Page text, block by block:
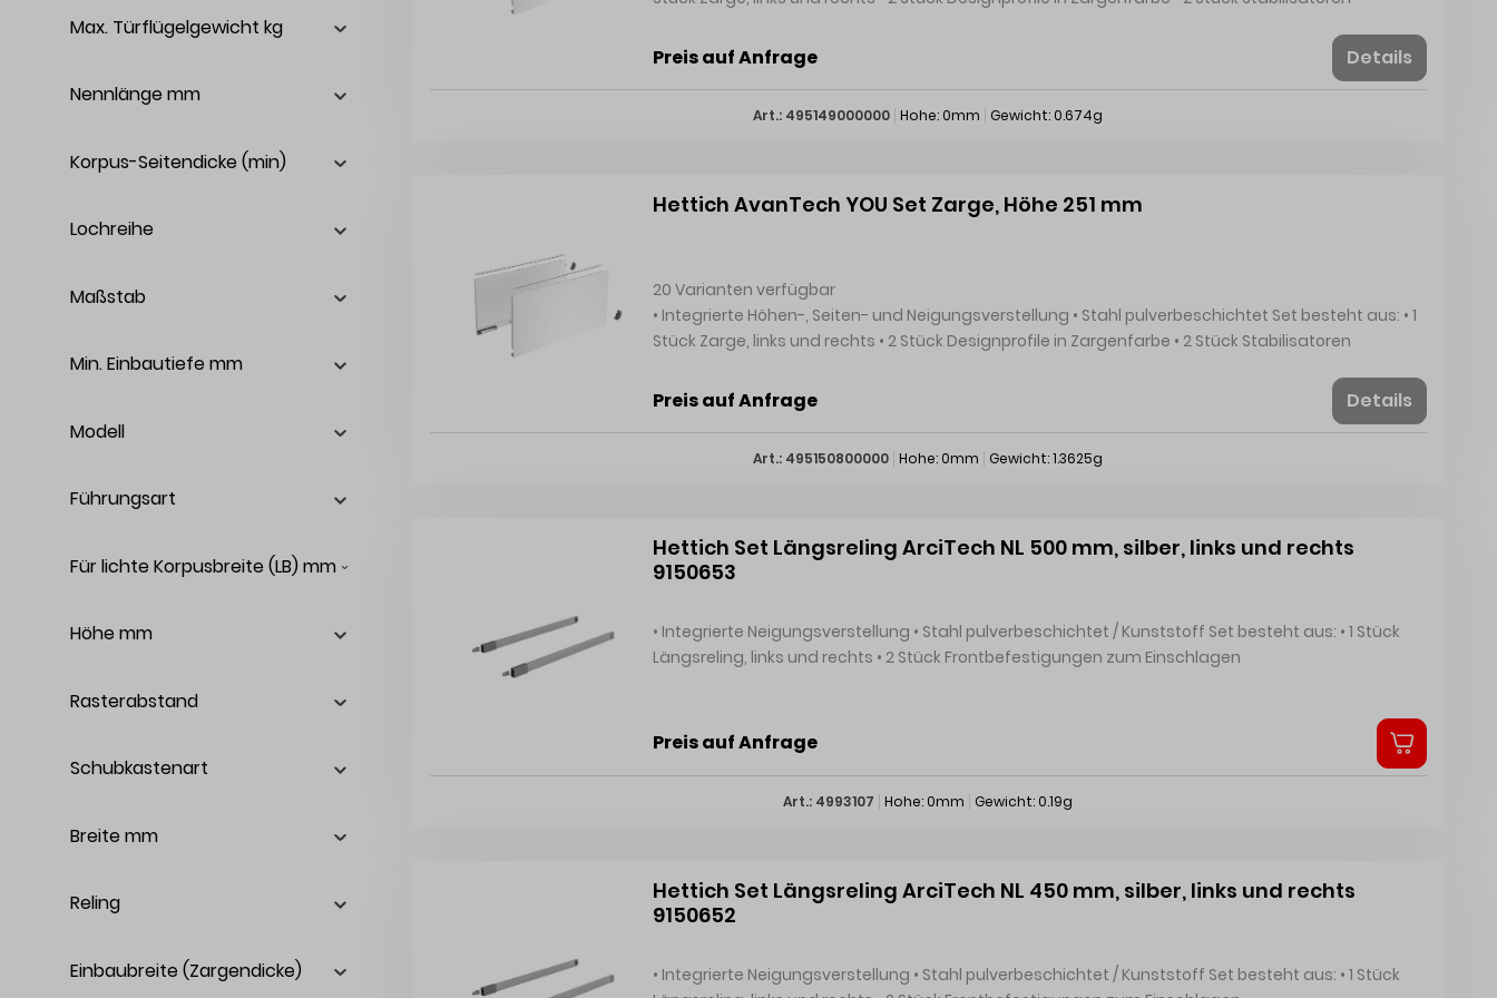
Max. Türflügelgewicht kg
Nennlänge mm
Korpus-Seitendicke (min)
Lochreihe
Maßstab
Min. Einbautiefe mm
Modell
Führungsart
Für lichte Korpusbreite (LB) mm
Höhe mm
Rasterabstand
Schubkastenart
Breite mm
Reling
Einbaubreite (Zargendicke)
Preis auf Anfrage Details
Art.: 495149000000 Hohe: 0mm Gewicht: 0.674g
Hettich AvanTech YOU Set Zarge, Höhe 251 mm
20 Varianten verfügbar
• Integrierte Höhen-, Seiten- und Neigungsverstellung • Stahl pulverbeschichtet Set besteht aus: • 1
Stück Zarge, links und rechts • 2 Stück Designprofile in Zargenfarbe • 2 Stück Stabilisatoren
Preis auf Anfrage Details
Art.: 495150800000 Hohe: 0mm Gewicht: 1.3625g
Hettich Set Längsreling ArciTech NL 500 mm, silber, links und rechts
9150653
• Integrierte Neigungsverstellung • Stahl pulverbeschichtet / Kunststoff Set besteht aus: • 1 Stück
Längsreling, links und rechts • 2 Stück Frontbefestigungen zum Einschlagen
Preis auf Anfrage
Art.: 4993107 Hohe: 0mm Gewicht: 0.19g
Hettich Set Längsreling ArciTech NL 450 mm, silber, links und rechts
9150652
• Integrierte Neigungsverstellung • Stahl pulverbeschichtet / Kunststoff Set besteht aus: • 1 Stück